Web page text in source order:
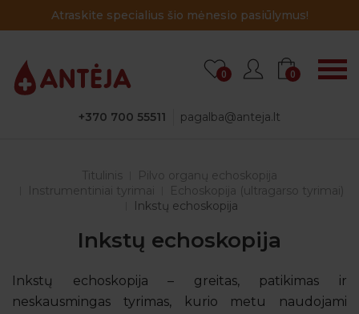
Atraskite specialius šio mėnesio pasiūlymus!
+370 700 55511 pagalba@anteja.lt
0 0
Titulinis
Pilvo organų echoskopija
Instrumentiniai tyrimai
Echoskopija (ultragarso tyrimai)
Inkstų echoskopija
Inkstų echoskopija
Inkstų echoskopija – greitas, patikimas ir
neskausmingas tyrimas, kurio metu naudojami